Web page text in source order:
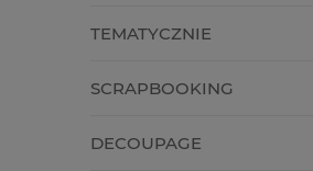
TEMATYCZNIE
SCRAPBOOKING
DECOUPAGE